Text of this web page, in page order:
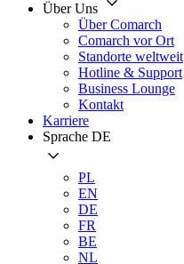
Über Uns
Über Comarch
Comarch vor Ort
Standorte weltweit
Hotline & Support
Business Lounge
Kontakt
Karriere
Sprache DE
PL
EN
DE
FR
BE
NL